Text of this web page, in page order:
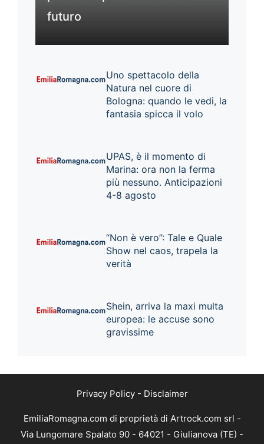
futuro
Uno spettacolo della
Natura nel cuore di
Bologna: quando le vedi, la
fantasia spicca il volo
UPAS, è il momento di
Marina: ora non la ferma
più nessuno. Anticipazioni
4-8 agosto
“Non è vero”: Tale e Quale
Show nel caos, trapela la
verità
Shein, arriva la maxi multa
europea: le accuse sono
gravissime
Privacy Policy- Disclaimer
EmiliaRomagna.com di proprietà di Artrock.com srl -
Via Lungomare Spalato 90 - 64021 - Giulianova (TE) -